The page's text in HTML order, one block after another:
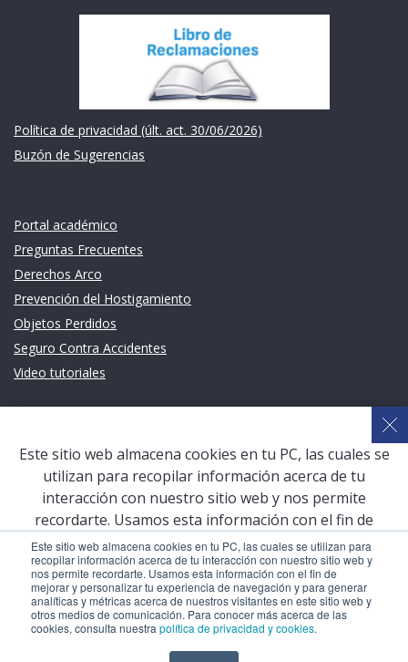
Este sitio web almacena cookies en tu PC, las cuales se utilizan para
recopilar información acerca de tu interacción con nuestro sitio web y
nos permite recordarte. Usamos esta información con el fin de
mejorar y personalizar tu experiencia de navegación y para generar
analíticas y métricas acerca de nuestros visitantes en este sitio web y
otros medios de comunicación. Para conocer más acerca de las
cookies, consulta nuestra política de privacidad y cookies.
Política de privacidad (últ. act. 30/06/2026)
Buzón de Sugerencias
Portal académico
Preguntas Frecuentes
Derechos Arco
Prevención del Hostigamiento
Objetos Perdidos
Seguro Contra Accidentes
Video tutoriales
Sistema de Gestión Académica (SGA)
Defensoría Universitaria
Terceros vinculados
San Pablo Mail
Aula Virtual Pregrado
Aula Virtual Postgrado
Este sitio web almacena cookies en tu PC, las cuales se
utilizan para recopilar información acerca de tu
interacción con nuestro sitio web y nos permite
recordarte. Usamos esta información con el fin de
mejorar y personalizar tu experiencia de navegación y
para generar analíticas y métricas acerca de nuestros
visitantes en este sitio web y otros medios de
comunicación. Para conocer más acerca de las cookies,
consulta nuestrapolítica de privacidad y cookies